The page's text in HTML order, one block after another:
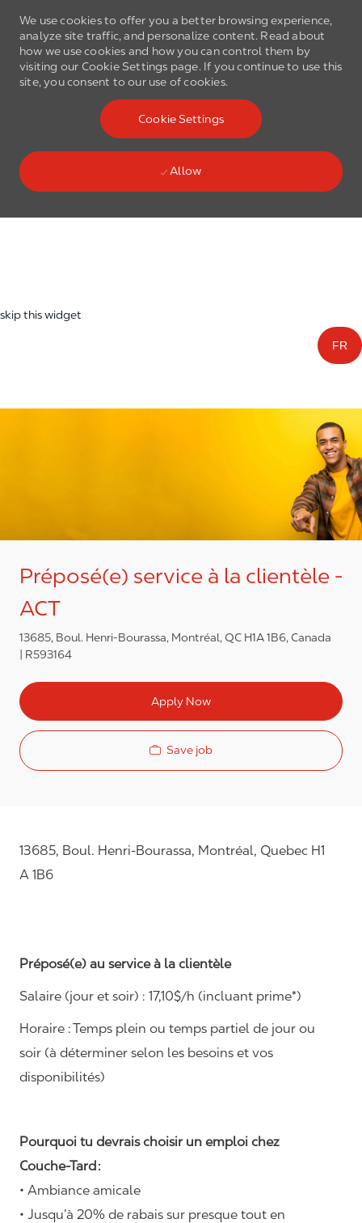
We use cookies to offer you a better browsing experience,
analyze site traffic, and personalize content. Read about
how we use cookies and how you can control them by
visiting our Cookie Settings page. If you continue to use this
site, you consent to our use of cookies.
Cookie Settings
Allow
Skip to main content
skip this widget
FR
Préposé(e) service à la clientèle -
ACT
13685, Boul. Henri-Bourassa, Montréal, QC H1A 1B6, Canada
R593164
Apply Now
Save job
13685, Boul. Henri-Bourassa, Montréal, Quebec H1
A 1B6
Préposé(e) au service à la clientèle
Salaire (jour et soir) : 17,10$/h (incluant prime*)
Horaire :Temps plein ou temps partiel de jour ou
soir (à déterminer selon les besoins et vos
disponibilités)
Pourquoi tu devrais choisir un emploi chez
Couche-Tard :
• Ambiance amicale
• Jusqu’à 20% de rabais sur presque tout en